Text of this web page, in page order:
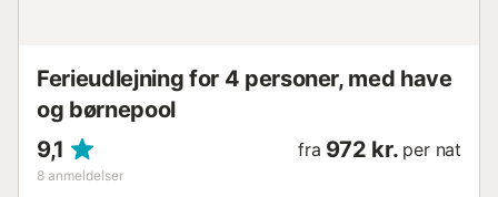
Ferieudlejning for 4 personer, med have
og børnepool
9,1
8 anmeldelser
fra 972 kr. per nat